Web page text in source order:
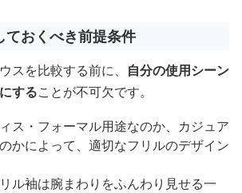
ておくべき前提条件
スを比較する前に、 自分の使用シーン
することが不可欠です。
ィス・フォーマル用途なのか、カジュア
かによって、適切なフリルのデザイン
リル袖は腕まわりをふんわり見せる一